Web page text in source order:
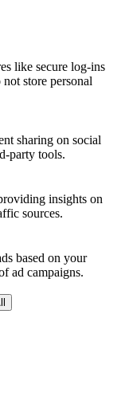
like secure log-ins
store personal
sharing on social
party tools.
insights on
sources.
based on your
ad campaigns.